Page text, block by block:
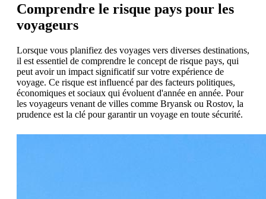
Comprendre le risque pays pour les
voyageurs
Lorsque vous planifiez des voyages vers diverses destinations,
il est essentiel de comprendre le concept de risque pays, qui
peut avoir un impact significatif sur votre expérience de
voyage. Ce risque est influencé par des facteurs politiques,
économiques et sociaux qui évoluent d'année en année. Pour
les voyageurs venant de villes comme Bryansk ou Rostov, la
prudence est la clé pour garantir un voyage en toute sécurité.